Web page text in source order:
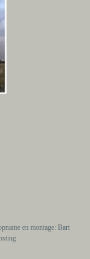
en montage: Bart